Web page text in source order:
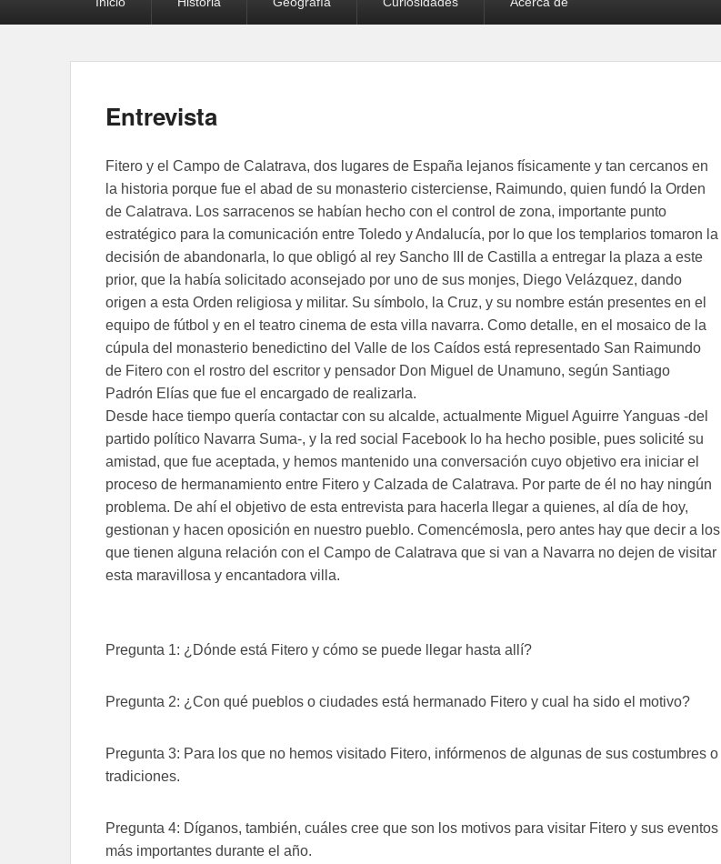
Entrevista
Fitero y el Campo de Calatrava, dos lugares de España lejanos físicamente y tan cercanos en
la historia porque fue el abad de su monasterio cisterciense, Raimundo, quien fundó la Orden
de Calatrava. Los sarracenos se habían hecho con el control de zona, importante punto
estratégico para la comunicación entre Toledo y Andalucía, por lo que los templarios tomaron la
decisión de abandonarla, lo que obligó al rey Sancho III de Castilla a entregar la plaza a este
prior, que la había solicitado aconsejado por uno de sus monjes, Diego Velázquez, dando
origen a esta Orden religiosa y militar. Su símbolo, la Cruz, y su nombre están presentes en el
equipo de fútbol y en el teatro cinema de esta villa navarra. Como detalle, en el mosaico de la
cúpula del monasterio benedictino del Valle de los Caídos está representado San Raimundo
de Fitero con el rostro del escritor y pensador Don Miguel de Unamuno, según Santiago
Padrón Elías que fue el encargado de realizarla.
Desde hace tiempo quería contactar con su alcalde, actualmente Miguel Aguirre Yanguas -del
partido político Navarra Suma-, y la red social Facebook lo ha hecho posible, pues solicité su
amistad, que fue aceptada, y hemos mantenido una conversación cuyo objetivo era iniciar el
proceso de hermanamiento entre Fitero y Calzada de Calatrava. Por parte de él no hay ningún
problema. De ahí el objetivo de esta entrevista para hacerla llegar a quienes, al día de hoy,
gestionan y hacen oposición en nuestro pueblo. Comencémosla, pero antes hay que decir a los
que tienen alguna relación con el Campo de Calatrava que si van a Navarra no dejen de visitar
esta maravillosa y encantadora villa.
Pregunta 1: ¿Dónde está Fitero y cómo se puede llegar hasta allí?
Pregunta 2: ¿Con qué pueblos o ciudades está hermanado Fitero y cual ha sido el motivo?
Pregunta 3: Para los que no hemos visitado Fitero, infórmenos de algunas de sus costumbres o
tradiciones.
Pregunta 4: Díganos, también, cuáles cree que son los motivos para visitar Fitero y sus eventos
más importantes durante el año.